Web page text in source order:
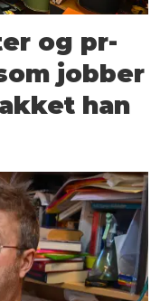
og pr-
jobber
han